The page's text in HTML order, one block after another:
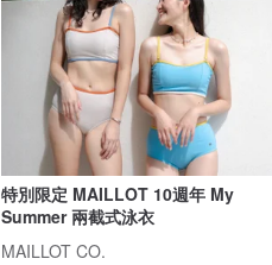
特別限定 MAILLOT 10週年 My
Summer 兩截式泳衣
MAILLOT CO.